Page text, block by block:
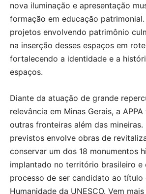
nova iluminação e apresentação
formação em educação
projetos envolvendo patrimônio
na inserção desses espaços em
fortalecendo a identidade e a
espaços.
Diante da atuação de grande
relevância em Minas Gerais, a
outras fronteiras além das
previstos envolve obras de
conservar um dos 18 monumentos
implantado no território brasileiro e
processo de ser candidato ao título
Humanidade da UNESCO. Vem